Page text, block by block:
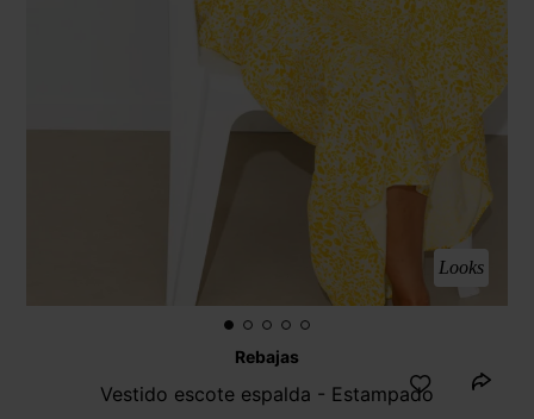
Looks
Rebajas
Vestido escote espalda - Estampado